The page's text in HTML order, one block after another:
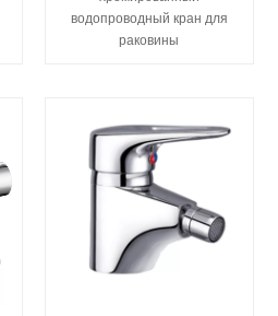
водопроводный кран для
раковины